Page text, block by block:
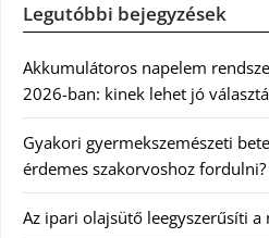
Legutóbbi bejegyzések
Akkumulátoros napelem
2026-ban: kinek lehet jó
Gyakori gyermekszemészeti
érdemes szakorvoshoz fordulni?
Az ipari olajsütő leegyszerűsíti a